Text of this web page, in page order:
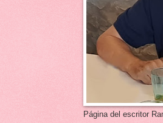
Página del escritor